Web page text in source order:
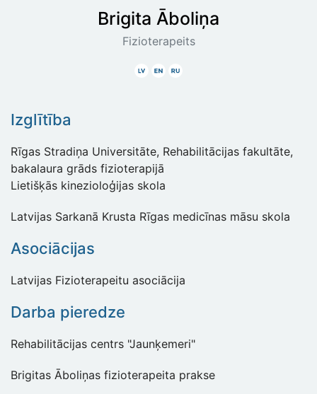
Brigita Āboliņa
Fizioterapeits
Latviski
AngliskiKrieviski
Izglītība
Rīgas Stradiņa Universitāte, Rehabilitācijas fakultāte,
bakalaura grāds fizioterapijā
Lietišķās kinezioloģijas skola
Latvijas Sarkanā Krusta Rīgas medicīnas māsu skola
Asociācijas
Latvijas Fizioterapeitu asociācija
Darba pieredze
Rehabilitācijas centrs "Jaunķemeri"
Brigitas Āboliņas fizioterapeita prakse